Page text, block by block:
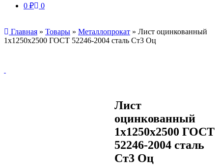
0 ₽ 0
Главная » Товары » Металлопрокат » Лист оцинкованный
1х1250х2500 ГОСТ 52246-2004 сталь Ст3 Оц
Лист
оцинкованный
1х1250х2500 ГОСТ
52246-2004 сталь
Ст3 Оц